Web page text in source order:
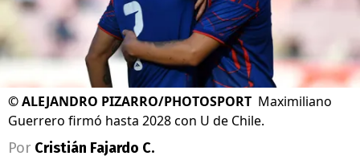
©ALEJANDRO PIZARRO/PHOTOSPORT Maximiliano
Guerrero firmó hasta 2028 con U de Chile.
Por Cristián Fajardo C.